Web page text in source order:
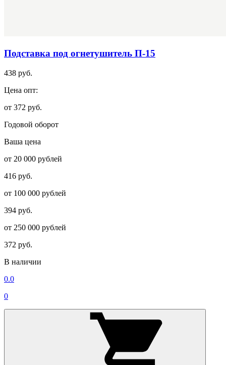
Подставка под огнетушитель П-15
438 руб.
Цена опт:
от 372 руб.
Годовой оборот
Ваша цена
от 20 000 рублей
416 руб.
от 100 000 рублей
394 руб.
от 250 000 рублей
372 руб.
В наличии
0.0
0